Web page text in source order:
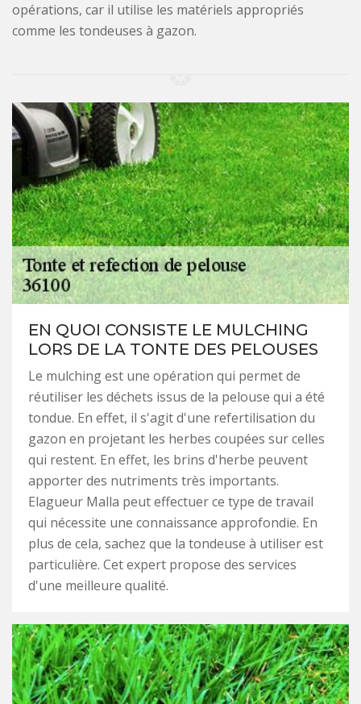
opérations, car il utilise les matériels appropriés
comme les tondeuses à gazon.
EN QUOI CONSISTE LE MULCHING
LORS DE LA TONTE DES PELOUSES
Le mulching est une opération qui permet de
réutiliser les déchets issus de la pelouse qui a été
tondue. En effet, il s'agit d'une refertilisation du
gazon en projetant les herbes coupées sur celles
qui restent. En effet, les brins d'herbe peuvent
apporter des nutriments très importants.
Elagueur Malla peut effectuer ce type de travail
qui nécessite une connaissance approfondie. En
plus de cela, sachez que la tondeuse à utiliser est
particulière. Cet expert propose des services
d'une meilleure qualité.